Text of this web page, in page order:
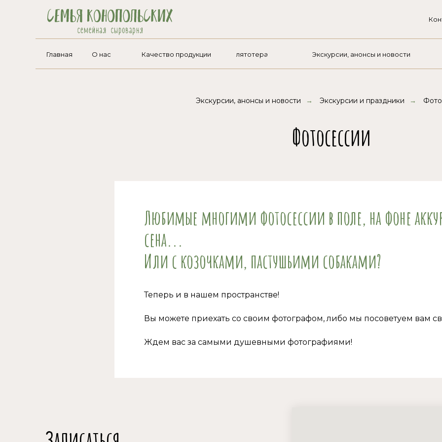
Главная О нас Качество продукции Козлятотерапия Экскурсии, анонсы и новости
Экскурсии, анонсы и новости → Экскурсии и праздники →
Фотосессии
Любимые многими фотосессии в поле, на фоне
сена...
Или с козочками, пастушьими собаками?
Теперь и в нашем пространстве!
Вы можете приехать со своим фотографом, либо мы посоветуем вам
Ждем вас за самыми душевными фотографиями!